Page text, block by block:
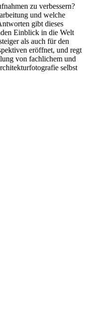
zu verbessern?
und welche
gibt dieses
Einblick in die Welt
als auch für den
eröffnet, und regt
von fachlichem und
selbst